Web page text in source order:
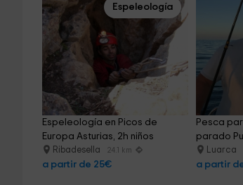
Espeleología
Espeleología en Picos de
Europa Asturias, 2h niños
Ribadesella 24.1 km
a partir de 25€
Pesca
parado
Luarca
a partir